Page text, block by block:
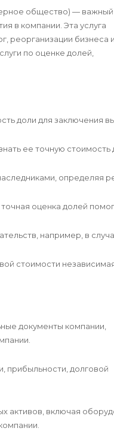
общество) — важный
в компании. Эта услуга
реорганизации бизнеса
по оценке долей,
доли для заключения
ее точную стоимость
определяя
оценка долей
например, в
стоимости
документы компании,
прибыльности, долговой
активов, включая